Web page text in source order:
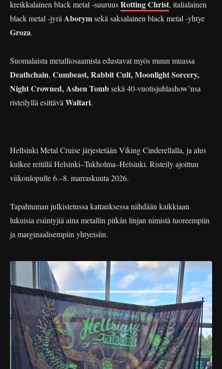
kreikkalainen black metal -suuruusRotting Christ, italialainen
black metal -jyräAborymsekä saksalainen black metal -yhtye
Groza.
Suomalaista metalliosaamista edustavat myös muun muassa
Deathchain, Cumbeast, Rabbit Cult, Moonlight Sorcery,
Night Crowned, Ashen Tombsekä 40-vuotisjuhlashow’nsa
risteilyllä esittäväWaltari.
Hellsinki Metal Cruise järjestetään Viking Cinderellalla, ja alus
kulkee reitillä Helsinki–Tukholma–Helsinki. Risteily ajoittuu
viikonlopulle 6.–8. marraskuuta 2026.
Tapahtuman julkistetussa kattauksessa nähdään kaikkiaan
lukuisia esiintyjiä aina metallin pitkän linjan nimistä tuoreempiin
ja marginaalisempiin yhtyeisiin.